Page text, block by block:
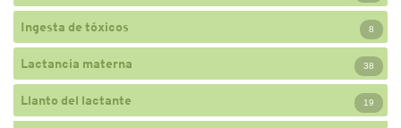
Ingesta de tóxicos 8
Lactancia materna 38
Llanto del lactante 19